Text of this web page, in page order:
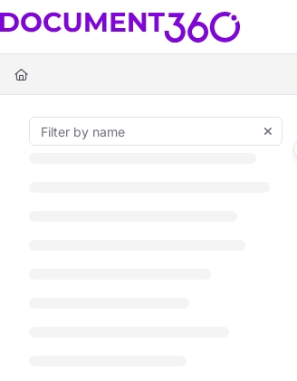
Documentation Index
Fetch the complete documentation index at:
Use this file to discover all available pages before